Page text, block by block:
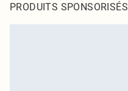
PRODUITS SPONSORISÉS